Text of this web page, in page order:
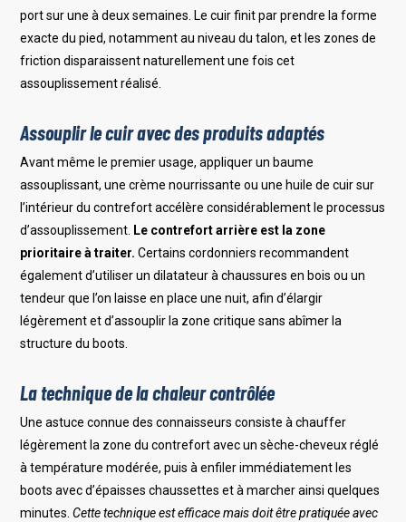
port sur une à deux semaines. Le cuir finit par prendre la forme
exacte du pied, notamment au niveau du talon, et les zones de
friction disparaissent naturellement une fois cet
assouplissement réalisé.
Assouplir le cuir avec des produits adaptés
Avant même le premier usage, appliquer un baume
assouplissant, une crème nourrissante ou une huile de cuir sur
l’intérieur du contrefort accélère considérablement le processus
d’assouplissement. Le contrefort arrière est la zone
prioritaire à traiter. Certains cordonniers recommandent
également d’utiliser un dilatateur à chaussures en bois ou un
tendeur que l’on laisse en place une nuit, afin d’élargir
légèrement et d’assouplir la zone critique sans abîmer la
structure du boots.
La technique de la chaleur contrôlée
Une astuce connue des connaisseurs consiste à chauffer
légèrement la zone du contrefort avec un sèche-cheveux réglé
à température modérée, puis à enfiler immédiatement les
boots avec d’épaisses chaussettes et à marcher ainsi quelques
minutes.Cette technique est efficace mais doit être pratiquée avec